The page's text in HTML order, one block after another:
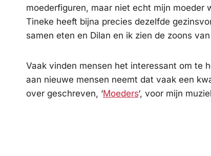
moederfiguren, maar niet echt mijn moeder
Tineke heeft bijna precies dezelfde
samen eten en Dilan en ik zien de zoons
Vaak vinden mensen het interessant om te
aan nieuwe mensen neemt dat vaak een
over geschreven, ‘Moeders‘, voor mijn